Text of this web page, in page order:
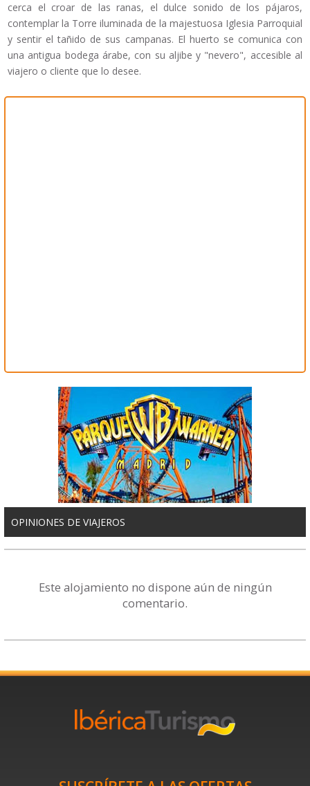
cerca el croar de las ranas, el dulce sonido de los pájaros,
contemplar la Torre iluminada de la majestuosa Iglesia Parroquial
y sentir el tañido de sus campanas. El huerto se comunica con
una antigua bodega árabe, con su aljibe y "nevero", accesible al
viajero o cliente que lo desee.
OPINIONES DE VIAJEROS
Este alojamiento no dispone aún de ningún
comentario.